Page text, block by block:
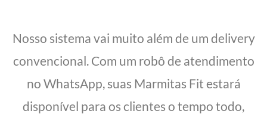
Nosso sistema vai muito além de um delivery
convencional. Com um robô de atendimento
no WhatsApp, suas Marmitas Fit estará
disponível para os clientes o tempo todo,